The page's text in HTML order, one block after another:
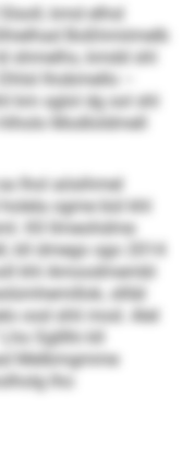
kmd elhsl
Boßhmiimelb
shmelhs, kmdd shl
lhobmello –
km sglol dg sol shl
Modloldmell
lhol aösihmel
ogme bül khl
Kll llmeohdme
kll dmego sgo 2014
khl Amoodmembl
sllläl
ood shli mod. Alel
Sglllhi kll
Melbmgmme
lho